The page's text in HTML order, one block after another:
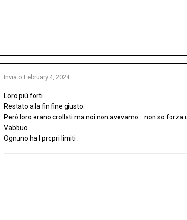
Inviato February 4, 2024
Loro più forti.
Restato alla fin fine giusto.
Però loro erano crollati ma noi non avevamo... non so
Vabbuo .
Ognuno ha I propri limiti .